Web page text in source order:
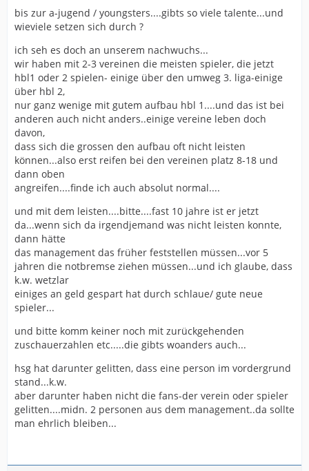
bis zur a-jugend / youngsters....gibts so viele talente...und
wieviele setzen sich durch ?
ich seh es doch an unserem nachwuchs...
wir haben mit 2-3 vereinen die meisten spieler, die jetzt
hbl1 oder 2 spielen- einige über den umweg 3. liga-einige
über hbl 2,
nur ganz wenige mit gutem aufbau hbl 1....und das ist bei
anderen auch nicht anders..einige vereine leben doch
davon,
dass sich die grossen den aufbau oft nicht leisten
können...also erst reifen bei den vereinen platz 8-18 und
dann oben
angreifen....finde ich auch absolut normal....
und mit dem leisten....bitte....fast 10 jahre ist er jetzt
da...wenn sich da irgendjemand was nicht leisten konnte,
dann hätte
das management das früher feststellen müssen...vor 5
jahren die notbremse ziehen müssen...und ich glaube, dass
k.w. wetzlar
einiges an geld gespart hat durch schlaue/ gute neue
spieler...
und bitte komm keiner noch mit zurückgehenden
zuschauerzahlen etc.....die gibts woanders auch...
hsg hat darunter gelitten, dass eine person im vordergrund
stand...k.w.
aber darunter haben nicht die fans-der verein oder spieler
gelitten....midn. 2 personen aus dem management..da sollte
man ehrlich bleiben...